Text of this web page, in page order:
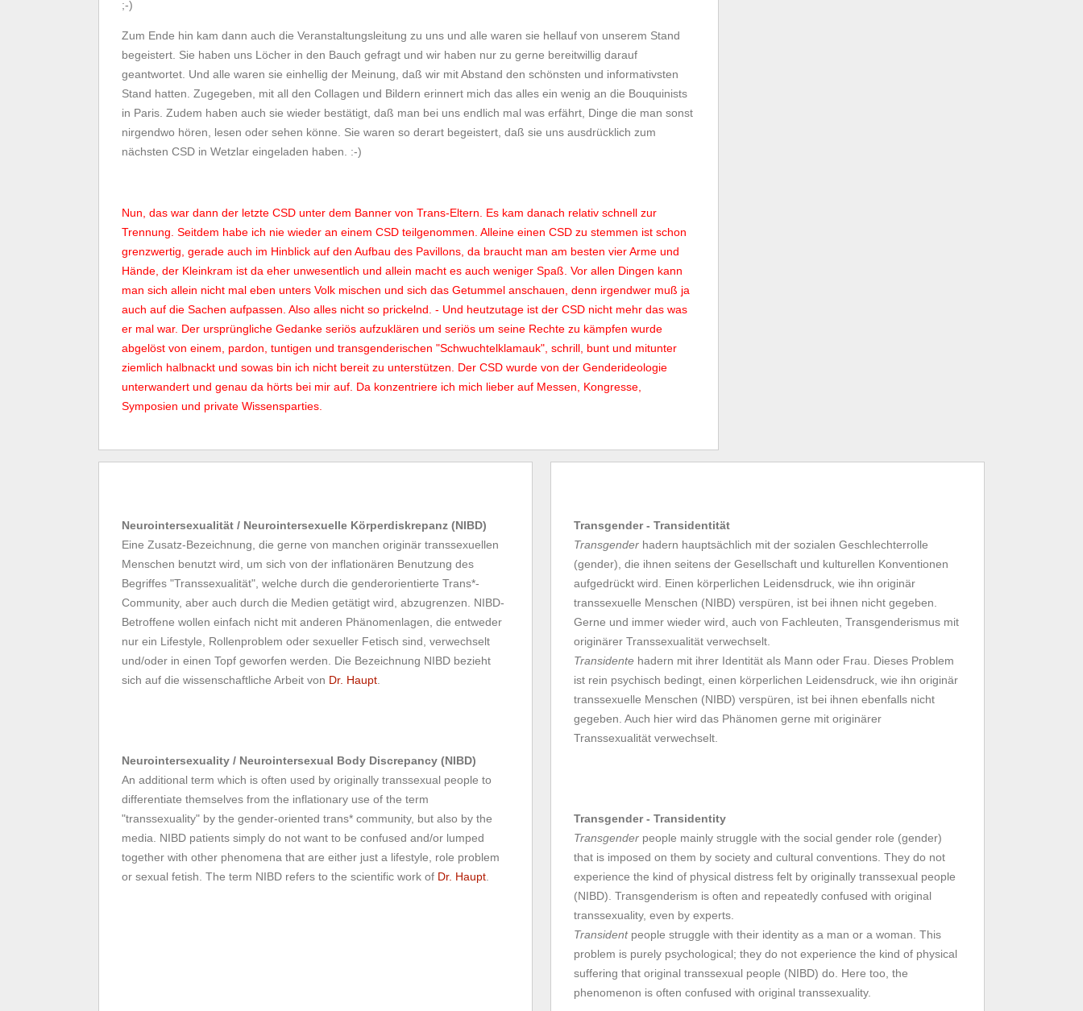
;-)
Zum Ende hin kam dann auch die Veranstaltungsleitung zu uns und alle waren sie hellauf von unserem Stand
begeistert. Sie haben uns Löcher in den Bauch gefragt und wir haben nur zu gerne bereitwillig darauf
geantwortet. Und alle waren sie einhellig der Meinung, daß wir mit Abstand den schönsten und informativsten
Stand hatten. Zugegeben, mit all den Collagen und Bildern erinnert mich das alles ein wenig an die Bouquinists
in Paris. Zudem haben auch sie wieder bestätigt, daß man bei uns endlich mal was erfährt, Dinge die man sonst
nirgendwo hören, lesen oder sehen könne. Sie waren so derart begeistert, daß sie uns ausdrücklich zum
nächsten CSD in Wetzlar eingeladen haben. :-)
Nun, das war dann der letzte CSD unter dem Banner von Trans-Eltern. Es kam danach relativ schnell zur
Trennung. Seitdem habe ich nie wieder an einem CSD teilgenommen. Alleine einen CSD zu stemmen ist schon
grenzwertig, gerade auch im Hinblick auf den Aufbau des Pavillons, da braucht man am besten vier Arme und
Hände, der Kleinkram ist da eher unwesentlich und allein macht es auch weniger Spaß. Vor allen Dingen kann
man sich allein nicht mal eben unters Volk mischen und sich das Getummel anschauen, denn irgendwer muß ja
auch auf die Sachen aufpassen. Also alles nicht so prickelnd. - Und heutzutage ist der CSD nicht mehr das was
er mal war. Der ursprüngliche Gedanke seriös aufzuklären und seriös um seine Rechte zu kämpfen wurde
abgelöst von einem, pardon, tuntigen und transgenderischen "Schwuchtelklamauk", schrill, bunt und mitunter
ziemlich halbnackt und sowas bin ich nicht bereit zu unterstützen. Der CSD wurde von der Genderideologie
unterwandert und genau da hörts bei mir auf. Da konzentriere ich mich lieber auf Messen, Kongresse,
Symposien und private Wissensparties.
Neurointersexualität / Neurointersexuelle Körperdiskrepanz (NIBD)
Eine Zusatz-Bezeichnung, die gerne von manchen originär transsexuellen
Menschen benutzt wird, um sich von der inflationären Benutzung des
Begriffes "Transsexualität", welche durch die genderorientierte Trans*-
Community, aber auch durch die Medien getätigt wird, abzugrenzen. NIBD-
Betroffene wollen einfach nicht mit anderen Phänomenlagen, die entweder
nur ein Lifestyle, Rollenproblem oder sexueller Fetisch sind, verwechselt
und/oder in einen Topf geworfen werden. Die Bezeichnung NIBD bezieht
sich auf die wissenschaftliche Arbeit von Dr. Haupt
Neurointersexuality / Neurointersexual Body Discrepancy (NIBD)
An additional term which is often used by originally transsexual people to
differentiate themselves from the inflationary use of the term
"transsexuality" by the gender-oriented trans* community, but also by the
media. NIBD patients simply do not want to be confused and/or lumped
together with other phenomena that are either just a lifestyle, role problem
or sexual fetish. The term NIBD refers to the scientific work of Dr. Haupt
Transgender - Transidentität
Transgender hadern hauptsächlich mit der sozialen Geschlechterrolle
(gender), die ihnen seitens der Gesellschaft und kulturellen Konventionen
aufgedrückt wird. Einen körperlichen Leidensdruck, wie ihn originär
transsexuelle Menschen (NIBD) verspüren, ist bei ihnen nicht gegeben.
Gerne und immer wieder wird, auch von Fachleuten, Transgenderismus mit
originärer Transsexualität verwechselt.
Transidente hadern mit ihrer Identität als Mann oder Frau. Dieses Problem
ist rein psychisch bedingt, einen körperlichen Leidensdruck, wie ihn originär
transsexuelle Menschen (NIBD) verspüren, ist bei ihnen ebenfalls nicht
gegeben. Auch hier wird das Phänomen gerne mit originärer
Transsexualität verwechselt.
Transgender - Transidentity
Transgender people mainly struggle with the social gender role (gender)
that is imposed on them by society and cultural conventions. They do not
experience the kind of physical distress felt by originally transsexual people
(NIBD). Transgenderism is often and repeatedly confused with original
transsexuality, even by experts.
Transidentpeople struggle with their identity as a man or a woman. This
problem is purely psychological; they do not experience the kind of physical
suffering that original transsexual people (NIBD) do. Here too, the
phenomenon is often confused with original transsexuality.